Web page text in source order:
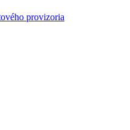
provizoria